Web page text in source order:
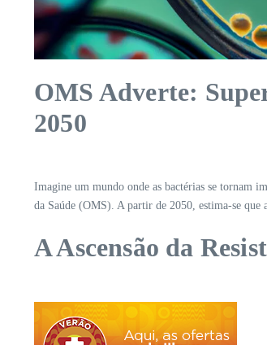
OMS Adverte:
2050
Imagine um mundo onde as bactérias se tornam
da Saúde (OMS). A partir de 2050, estima-se que
A Ascensão da